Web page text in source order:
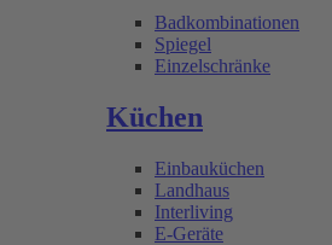
Badkombinationen
Spiegel
Einzelschränke
Küchen
Einbauküchen
Landhaus
Interliving
E-Geräte